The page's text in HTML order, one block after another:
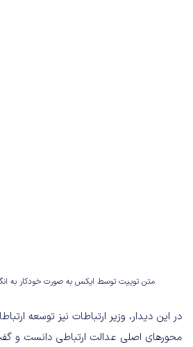
متن توییت توسط ایکس به صورت خودکار به
در این دیدار، وزیر ارتباطات نیز توسعه
محورهای اصلی عدالت ارتباطی دانست و